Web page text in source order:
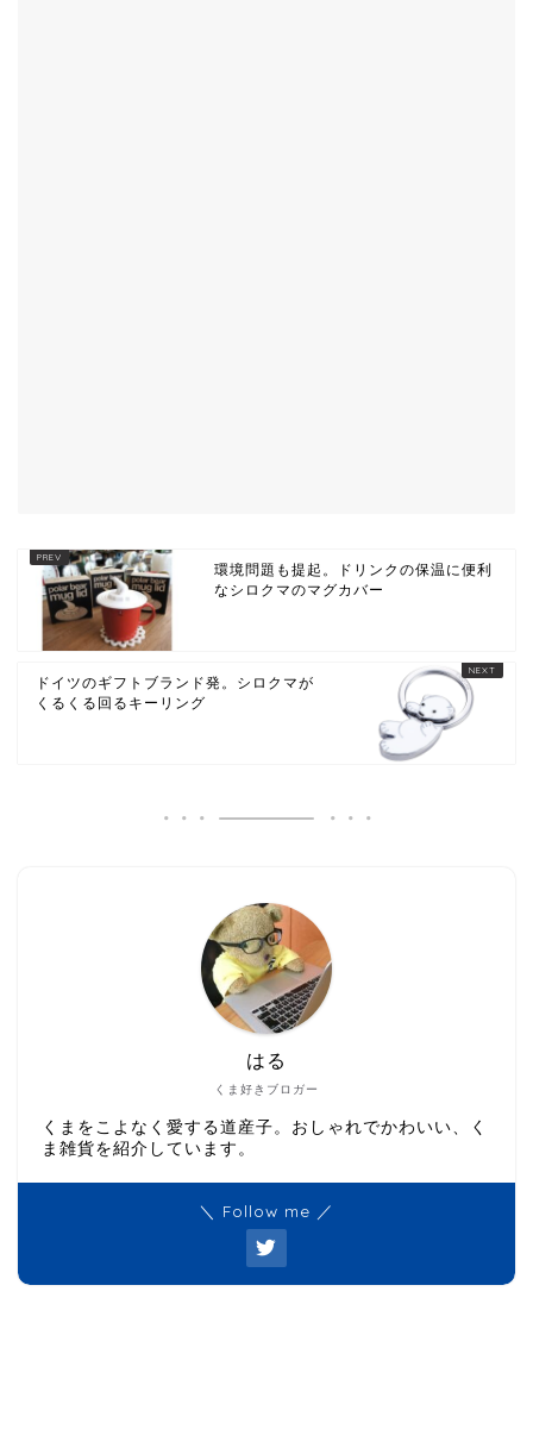
環境問題も提起。ドリンクの保温に便利
なシロクマのマグカバー
ドイツのギフトブランド発。シロクマが
くるくる回るキーリング
くま好きブロガー
はる
くまをこよなく愛する道産子。おしゃれでかわいい、く
ま雑貨を紹介しています。
＼ Follow me ／